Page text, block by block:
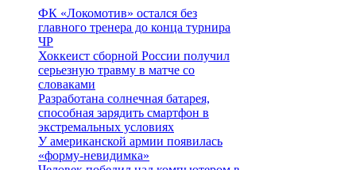
ФК «Локомотив» остался без
главного тренера до конца турнира
ЧР
Хоккеист сборной России получил
серьезную травму в матче со
словаками
Разработана солнечная батарея,
способная зарядить смартфон в
экстремальных условиях
У американской армии появилась
«форму-невидимка»